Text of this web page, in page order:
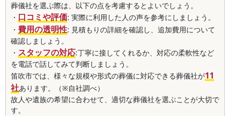
葬儀社を選ぶ際は、以下の点を考慮するとよいでしょう。
・ 口コミや評価: 実際に利用した人の声を参考にしましょう。
・ 費用の透明性: 見積もりの詳細を確認し、追加費用について
確認しましょう。
・ スタッフの対応:丁寧に接してくれるか、対応の柔軟性など
を電話で話してみて判断しましょう。
笛吹市では、様々な規模や形式の葬儀に対応できる葬儀社が11
社あります。（※自社調べ）
故人や遺族の希望に合わせて、適切な葬儀社を選ぶことが大切で
す。